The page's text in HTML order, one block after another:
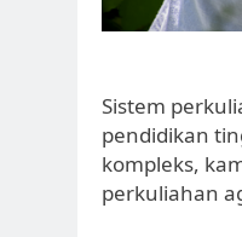
Sistem
pendidikan
kompleks,
perkuliahan